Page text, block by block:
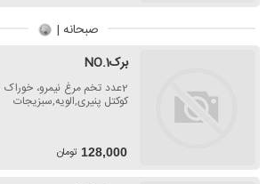
صبحانه |
برکNO.1
کوکتل پنیری,الویه,سبزیجات
128,000 تومان